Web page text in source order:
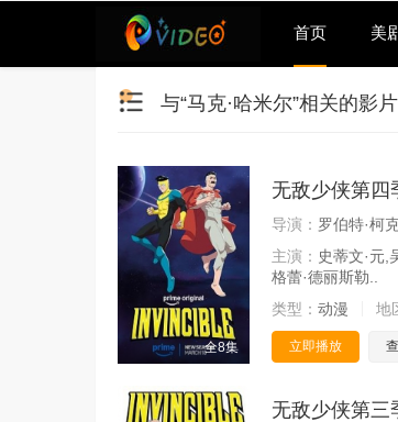
首页 美
与“马克·哈米尔”相关的影片
全8集
无敌少侠第四
导演： 罗伯特·柯
主演： 史蒂文·元,
格蕾·德丽斯勒..
类型： 动漫 地
立即播放
无敌少侠第三